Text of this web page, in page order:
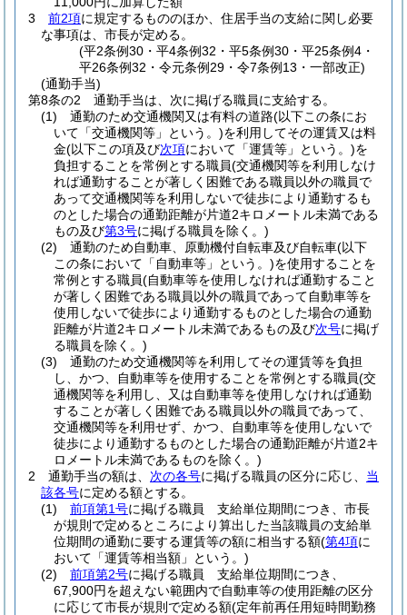
3
前2項に規定するもののほか、住居手当の支給に関し必要
な事項は、市長が定める。
(平2条例30・平4条例32・平5条例30・平25条例4・
平26条例32・令元条例29・令7条例13・一部改正)
(通勤手当)
第8条の2
通勤手当は、次に掲げる職員に支給する。
(1)
通勤のため交通機関又は有料の道路(以下この条にお
いて「交通機関等」という。)を利用してその運賃又は料
金(以下この項及び次項において「運賃等」という。)を
負担することを常例とする職員(交通機関等を利用しなけ
れば通勤することが著しく困難である職員以外の職員で
あって交通機関等を利用しないで徒歩により通勤するも
のとした場合の通勤距離が片道2キロメートル未満である
もの及び第3号に掲げる職員を除く。)
(2)
通勤のため自動車、原動機付自転車及び自転車(以下
この条において「自動車等」という。)を使用することを
常例とする職員(自動車等を使用しなければ通勤すること
が著しく困難である職員以外の職員であって自動車等を
使用しないで徒歩により通勤するものとした場合の通勤
距離が片道2キロメートル未満であるもの及び次号に掲げ
る職員を除く。)
(3)
通勤のため交通機関等を利用してその運賃等を負担
し、かつ、自動車等を使用することを常例とする職員(交
通機関等を利用し、又は自動車等を使用しなければ通勤
することが著しく困難である職員以外の職員であって、
交通機関等を利用せず、かつ、自動車等を使用しないで
徒歩により通勤するものとした場合の通勤距離が片道2キ
ロメートル未満であるものを除く。)
2
通勤手当の額は、 次の各号に掲げる職員の区分に応じ、 当
該各号に定める額とする。
(1)
前項第1号に掲げる職員 支給単位期間につき、市長
が規則で定めるところにより算出した当該職員の支給単
位期間の通勤に要する運賃等の額に相当する額(第4項に
おいて「運賃等相当額」という。)
(2)
前項第2号に掲げる職員 支給単位期間につき、
67,900円を超えない範囲内で自動車等の使用距離の区分
に応じて市長が規則で定める額(定年前再任用短時間勤務